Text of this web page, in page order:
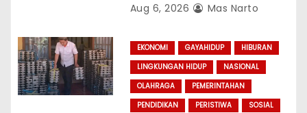
Aug 6, 2026 Mas Narto
EKONOMI GAYAHIDUP
HIBURAN
LINGKUNGAN HIDUP
NASIONAL
OLAHRAGA
PEMERINTAHAN
PENDIDIKAN
PERISTIWA
SOSIAL